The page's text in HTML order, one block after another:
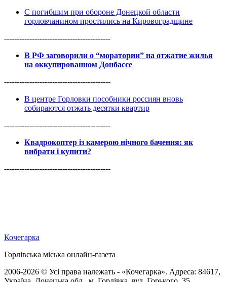
С погибшим при обороне Донецкой области
горловчанином простились на Кировоградщине
------------------------------------------
В РФ заговорили о “моратории” на отжатие жилья
на оккупированном Донбассе
------------------------------------------
В центре Горловки пособники россиян вновь
собираются отжать десятки квартир
------------------------------------------
Квадрокоптер із камерою нічного бачення: як
вибрати і купити?
------------------------------------------
Кочегарка
Горлівська міська онлайн-газета
2006-2026 © Усі права належать - «Кочегарка». Адреса: 84617,